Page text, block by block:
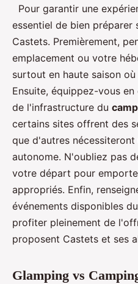
Pour garantir une
essentiel de bien préparer
Castets. Premièrement,
emplacement ou votre
surtout en haute saison
Ensuite, équippez-vous
de l'infrastructure du
certains sites offrent des
que d'autres
autonome. N'oubliez pas
votre départ pour
appropriés. Enfin,
événements disponibles
profiter pleinement de
proposent Castets et ses
Glamping vs